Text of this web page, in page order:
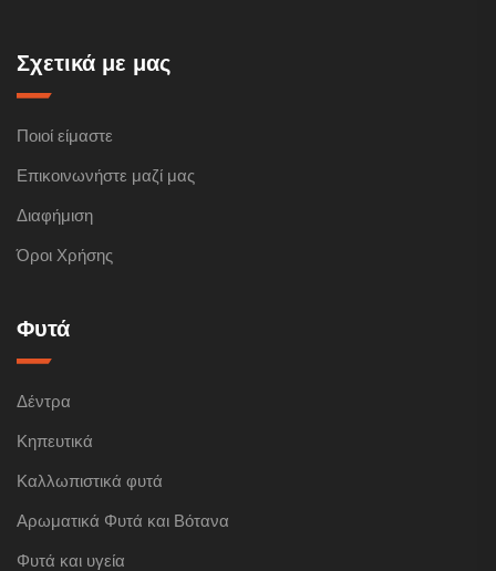
Σχετικά με μας
Ποιοί είμαστε
Επικοινωνήστε μαζί μας
Διαφήμιση
Όροι Χρήσης
Φυτά
Δέντρα
Κηπευτικά
Καλλωπιστικά φυτά
Αρωματικά Φυτά και Βότανα
Φυτά και υγεία